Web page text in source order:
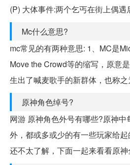
(P) 大体事件:两个乞丐在街上偶遇
Mc什么意思?
mc常见的有两种意思: 1、MC是
Move the Crowd等的缩写，原意
生出了喊麦歌手的新群体，也称之
原神角色绰号?
网游 原神角色外号有哪些?原神
外，都或多或少的有一些玩家给
还不太了解，下面一起来看看原